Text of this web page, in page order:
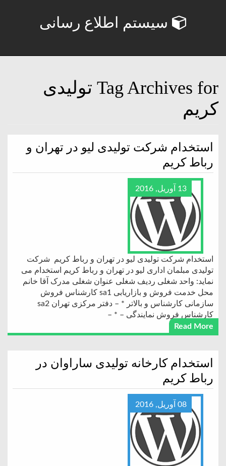
سیستم اطلاع رسانی
Tag Archives for تولیدی
کریم
استخدام شرکت تولیدی لیو در تهران و
رباط کریم
13 آوریل, 2016
استخدام شرکت تولیدی لیو در تهران و رباط کریم شرکت
تولیدی مبلمان اداری لیو در تهران و رباط کریم استخدام می
نماید: واحد شغلی ردیف شغلی عنوان شغلی مدرک آقا خانم
محل خدمت فروش و بازاریابی sa1 کارشناس فروش
سازمانی کارشناس و بالاتر * – دفتر مرکزی تهران sa2
کارشناس فروش نمایندگی – * –
Read More
استخدام کارخانه تولیدی ساراوان در
رباط کریم
08 آوریل, 2016